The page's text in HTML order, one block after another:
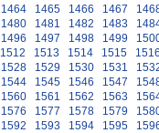
1464 1465 1466 1467
1480 1481 1482 1483
1496 1497 1498 1499
1512 1513 1514 1515
1528 1529 1530 1531
1544 1545 1546 1547
1560 1561 1562 1563
1576 1577 1578 1579
1592 1593 1594 1595